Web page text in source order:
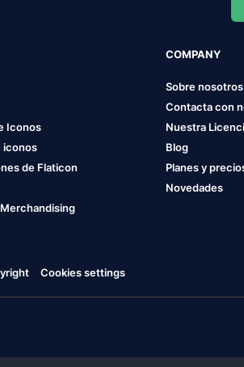
Iconos
iconos
de Flaticon
COMPANY
Sobre nosotros
Contacta con
Nuestra
Blog
Planes y
Novedades
Cookies settings